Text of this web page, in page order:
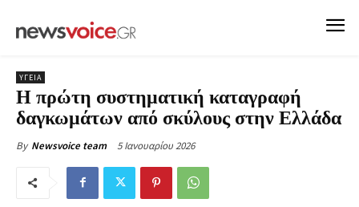
ΥΓΕΙΑ
Η πρώτη συστηματική καταγραφή
δαγκωμάτων από σκύλους στην Ελλάδα
By Newsvoice team 5 Ιανουαρίου 2026